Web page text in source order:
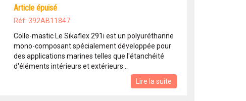
article épuisé
Réf: 392AB11847
Colle-mastic Le Sikaflex 291i est un polyuréthanne
mono-composant spécialement développée pour
des applications marines telles que l'étanchéité
d'éléments intérieurs et extérieurs...
Lire la suite